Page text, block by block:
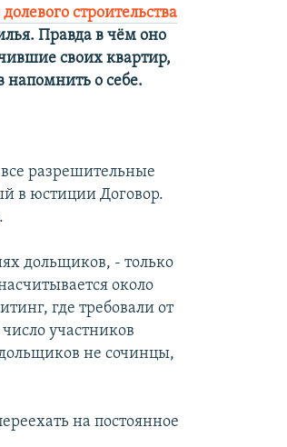
строительства
Правда в чём оно
своих квартир,
о себе.
разрешительные
в юстиции Договор.
дольщиков, - только
около
где требовали от
участников
не сочинцы,
на постоянное